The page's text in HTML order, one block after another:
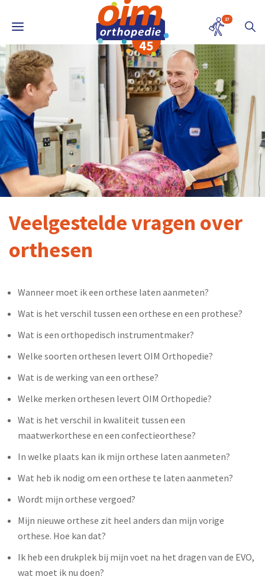
17
Veelgestelde vragen over
orthesen
Wanneer moet ik een orthese laten aanmeten?
Wat is het verschil tussen een orthese en een prothese?
Wat is een orthopedisch instrumentmaker?
Welke soorten orthesen levert OIM Orthopedie?
Wat is de werking van een orthese?
Welke merken orthesen levert OIM Orthopedie?
Wat is het verschil in kwaliteit tussen een
maatwerkorthese en een confectieorthese?
In welke plaats kan ik mijn orthese laten aanmeten?
Wat heb ik nodig om een orthese te laten aanmeten?
Wordt mijn orthese vergoed?
Mijn nieuwe orthese zit heel anders dan mijn vorige
orthese. Hoe kan dat?
Ik heb een drukplek bij mijn voet na het dragen van de EVO,
wat moet ik nu doen?